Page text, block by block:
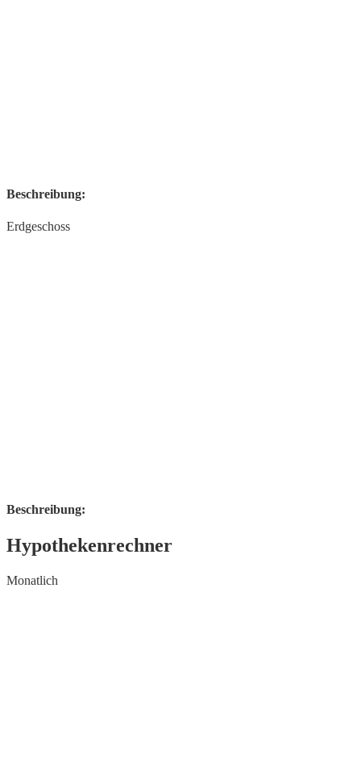
Beschreibung:
Erdgeschoss
Beschreibung:
Hypothekenrechner
Monatlich